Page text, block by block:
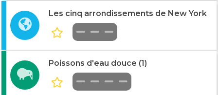
Les cinq arrondissements de New York
Poissons d'eau douce (1)